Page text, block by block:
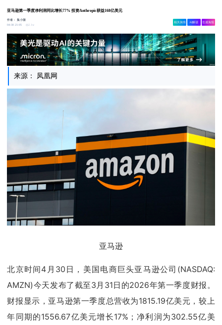
亚马逊第一季度净利润同比增长77% 投资Anthropic获益168亿美元
作者：集小微
04-30 21:05
2.1w
相关舆情 AI解读 生成海报
来源： 凤凰网
亚马逊
北京时间4月30日，美国电商巨头亚马逊公司(NASDAQ:
AMZN)今天发布了截至3月31日的2026年第一季度财报。
财报显示，亚马逊第一季度总营收为1815.19亿美元，较上
年同期的1556.67亿美元增长17%；净利润为302.55亿美